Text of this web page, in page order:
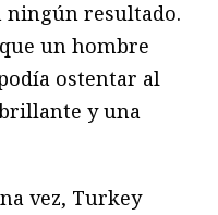
ningún resultado.
un hombre
ostentar al
y una
vez, Turkey